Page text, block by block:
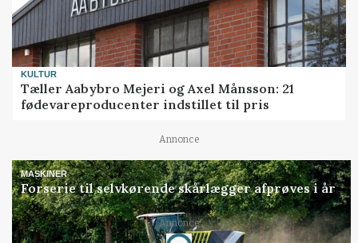
KULTUR
Tæller Aabybro Mejeri og Axel Månsson: 21
fødevareproducenter indstillet til pris
Annonce
MASKINER
Forserie til selvkørende skårlægger afprøves i år
Annonce